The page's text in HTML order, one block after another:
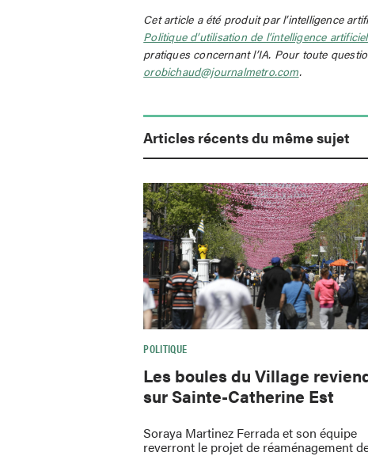
Cet article a été produit par l’intelligence
Politique d’utilisation de l’intelligence
pratiques concernant l’IA. Pour toute
orobichaud@journalmetro.com.
Articles récents du même sujet
POLITIQUE
Les boules du Village
sur Sainte-Catherine Est
Soraya Martinez Ferrada et son équipe
reverront le projet de réaménagement